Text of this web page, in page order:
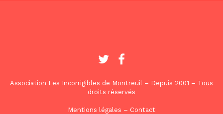
Association Les Incorrigibles de Montreuil – Depuis 2001 – Tous
droits réservés
Mentions légales – Contact